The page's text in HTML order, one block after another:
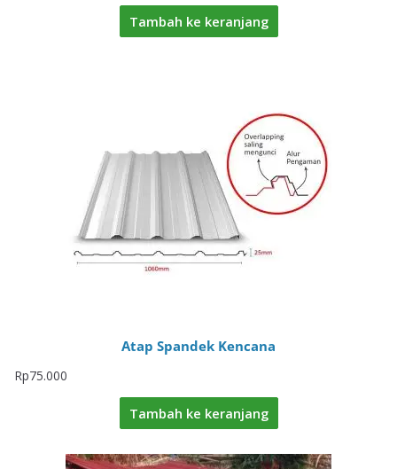
Tambah ke keranjang
Atap Spandek Kencana
Rp75.000
Tambah ke keranjang